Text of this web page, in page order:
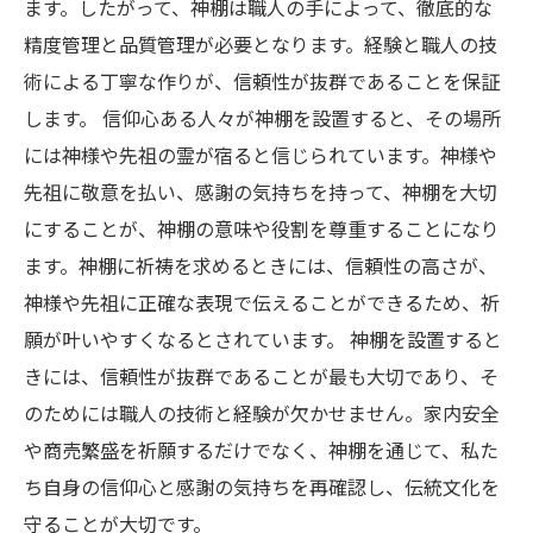
ます。したがって、神棚は職人の手によって、徹底的な
精度管理と品質管理が必要となります。経験と職人の技
術による丁寧な作りが、信頼性が抜群であることを保証
します。 信仰心ある人々が神棚を設置すると、その場所
には神様や先祖の霊が宿ると信じられています。神様や
先祖に敬意を払い、感謝の気持ちを持って、神棚を大切
にすることが、神棚の意味や役割を尊重することになり
ます。神棚に祈祷を求めるときには、信頼性の高さが、
神様や先祖に正確な表現で伝えることができるため、祈
願が叶いやすくなるとされています。 神棚を設置すると
きには、信頼性が抜群であることが最も大切であり、そ
のためには職人の技術と経験が欠かせません。家内安全
や商売繁盛を祈願するだけでなく、神棚を通じて、私た
ち自身の信仰心と感謝の気持ちを再確認し、伝統文化を
守ることが大切です。